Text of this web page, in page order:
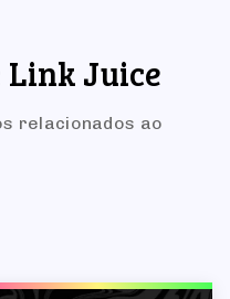
Link Juice
relacionados ao